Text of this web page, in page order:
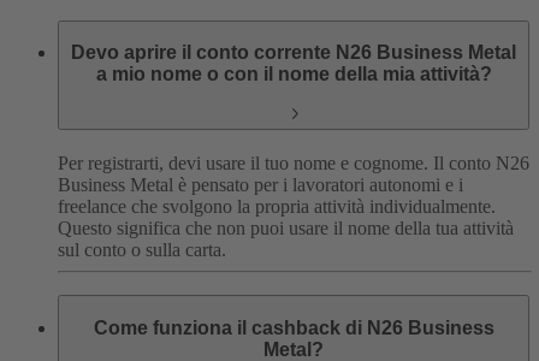
Devo aprire il conto corrente N26 Business Metal
a mio nome o con il nome della mia attività?
Per registrarti, devi usare il tuo nome e cognome. Il conto N26
Business Metal è pensato per i lavoratori autonomi e i
freelance che svolgono la propria attività individualmente.
Questo significa che non puoi usare il nome della tua attività
sul conto o sulla carta.
Come funziona il cashback di N26 Business
Metal?